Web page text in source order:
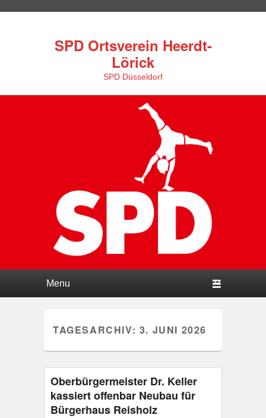
SPD Ortsverein Heerdt-
Lörick
SPD Düsseldorf
TAGESARCHIV: 3. JUNI 2026
Oberbürgermeister Dr. Keller
kassiert offenbar Neubau für
Bürgerhaus Reisholz